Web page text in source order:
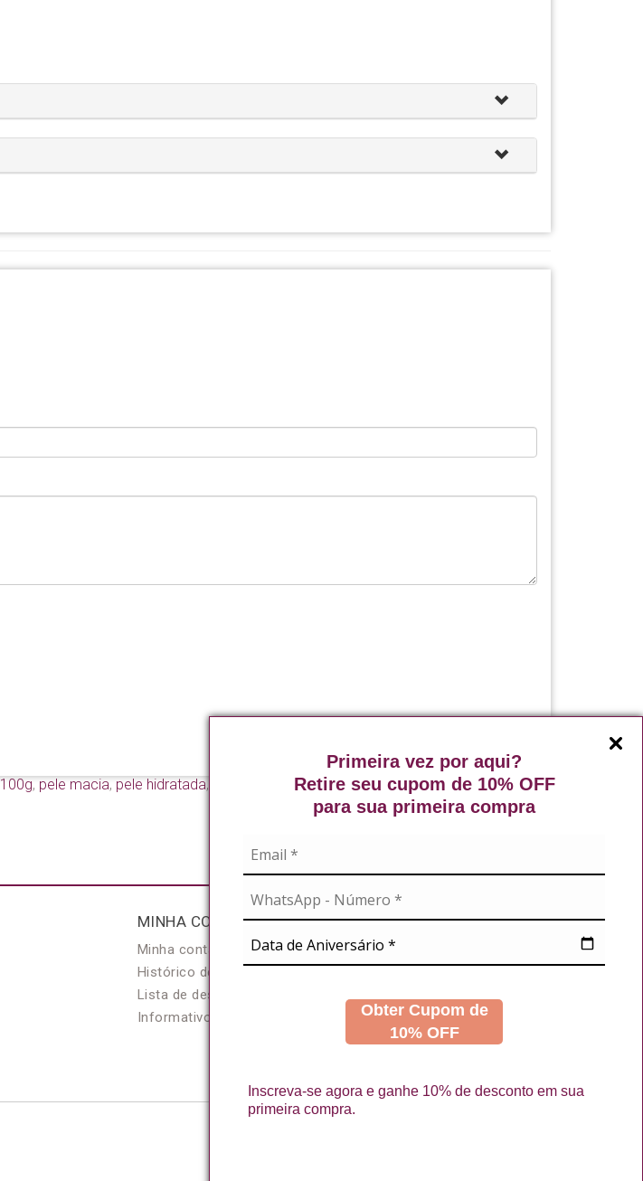
Primeira vez por aqui?
Retire seu cupom de 10% OFF
para sua primeira compra
Obter Cupom de
10% OFF
Inscreva-se agora e ganhe 10% de desconto em sua
primeira compra.
100g, pele macia, pele hidratada, cosmético facial,tratamento facial,produto de
MINHA CONTA
Minha conta
Histórico de pedidos
Lista de desejos
Informativo
NOSSAS REDES